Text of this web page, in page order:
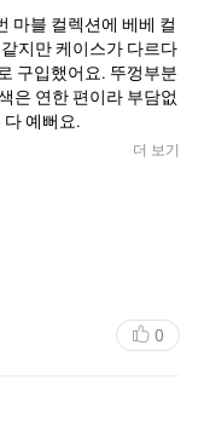
마블 컬렉션에 베베 컬
지만 케이스가 다르다
구입했어요. 뚜껑부분
은 연한 편이라 부담없
다 예뻐요.
더 보기
0